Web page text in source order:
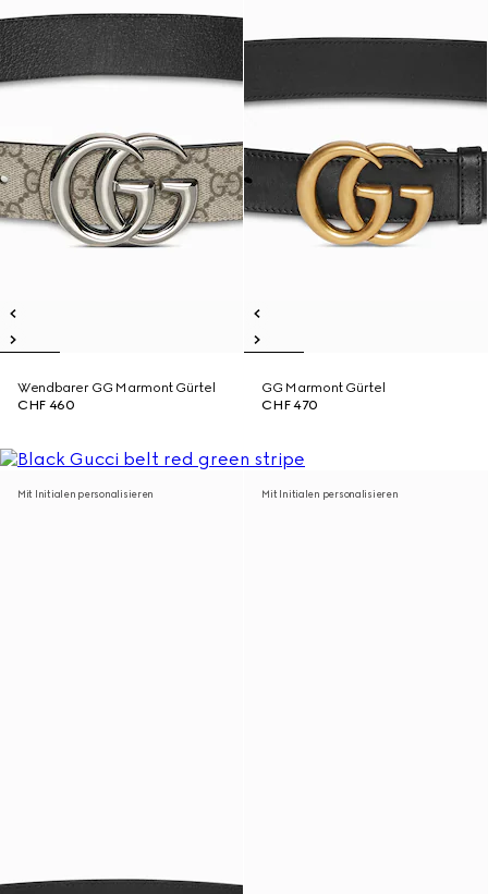
Wendbarer GG Marmont Gürtel
CHF 460
GG Marmont Gürtel
CHF 470
Mit Initialen personalisieren Mit Initialen personalisieren